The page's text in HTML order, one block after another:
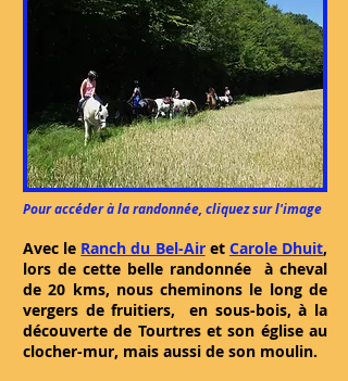
Pour accéder à la randonnée, cliquez sur l'image
Avec le Ranch du Bel-Airet Carole Dhuit,
lors de cette belle randonnée à cheval
de 20 kms, nous cheminons le long de
vergers de fruitiers, en sous-bois, à la
découverte de Tourtres et son église au
clocher-mur, mais aussi de son moulin.